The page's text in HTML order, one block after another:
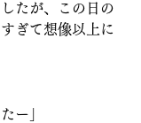
たが、この日の
ぎて想像以上に
ー」